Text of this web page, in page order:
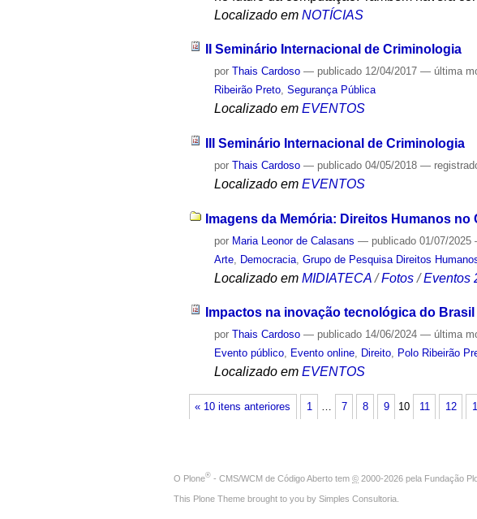
Localizado em NOTÍCIAS
II Seminário Internacional de Criminologia
porThais Cardoso — publicado 12/04/2017— última
Ribeirão Preto,Segurança Pública
Localizado em EVENTOS
III Seminário Internacional de Criminologia
porThais Cardoso — publicado 04/05/2018—
Localizado em EVENTOS
Imagens da Memória: Direitos Humanos no
por Maria Leonor de Calasans — publicado 01/07/2025
Arte Democracia ,Grupo de Pesquisa Direitos
Localizado em MIDIATECA /Fotos /Eventos
Impactos na inovação tecnológica do
porThais Cardoso — publicado 14/06/2024— última
Evento público, Evento online, Direito, Polo Ribeirão
Localizado em EVENTOS
« 10 itens anteriores 1 7 8 9 10 11 12
O Plone® - CMS/WCM de Código Aberto tem © 2000-2026 pela Fundação
This Plone Theme brought to you by Simples Consultoria